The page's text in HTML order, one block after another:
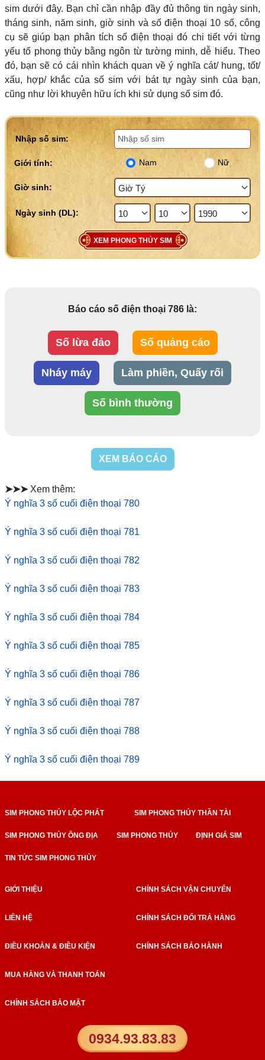
sim dưới đây. Bạn chỉ cần nhập đầy đủ thông tin ngày sinh,
tháng sinh, năm sinh, giờ sinh và số điện thoại 10 số, công
cụ sẽ giúp bạn phân tích số điện thoại đó chi tiết với từng
yếu tố phong thủy bằng ngôn từ tường minh, dễ hiểu. Theo
đó, bạn sẽ có cái nhìn khách quan về ý nghĩa cát/ hung, tốt/
xấu, hợp/ khắc của số sim với bát tự ngày sinh của bạn,
cũng như lời khuyên hữu ích khi sử dụng số sim đó.
Nhập số sim:
Giới tính: Nam Nữ
Giờ sinh:
XEM PHONG THỦY SIM
Báo cáo số điện thoại 786 là:
Số lừa đảo Số quảng cáo
Nháy máy Làm phiền, Quấy rối
Số bình thường
XEM BÁO CÁO
➤➤➤ Xem thêm:
Ý nghĩa 3 số cuối điện thoại 780
Ý nghĩa 3 số cuối điện thoại 781
Ý nghĩa 3 số cuối điện thoại 782
Ý nghĩa 3 số cuối điện thoại 783
Ý nghĩa 3 số cuối điện thoại 784
Ý nghĩa 3 số cuối điện thoại 785
Ý nghĩa 3 số cuối điện thoại 786
Ý nghĩa 3 số cuối điện thoại 787
Ý nghĩa 3 số cuối điện thoại 788
Ý nghĩa 3 số cuối điện thoại 789
SIM PHONG THỦY LỘC PHÁT SIM PHONG THỦY THẦN TÀI
SIM PHONG THỦY ÔNG ĐỊA SIM PHONG THỦY ĐỊNH GIÁ SIM
TIN TỨC SIM PHONG THỦY
0934.93.83.83
GIỚI THIỆU
LIÊN HỆ
ĐIỀU KHOẢN & ĐIỀU KIỆN
MUA HÀNG VÀ THANH TOÁN
CHÍNH SÁCH BẢO MẬT
CHÍNH SÁCH VẬN CHUYỂN
CHÍNH SÁCH ĐỔI TRẢ HÀNG
CHÍNH SÁCH BẢO HÀNH